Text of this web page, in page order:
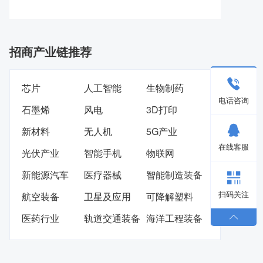
招商产业链推荐
芯片 人工智能
生物制药
石墨烯
风电
3D打印
新材料
无人机
5G产业
光伏产业
智能手机
物联网
新能源汽车
医疗器械
智能制造装备
航空装备
卫星及应用
可降解塑料
医药行业
轨道交通装备 海洋工程装备
电话咨询
在线客服
扫码关注